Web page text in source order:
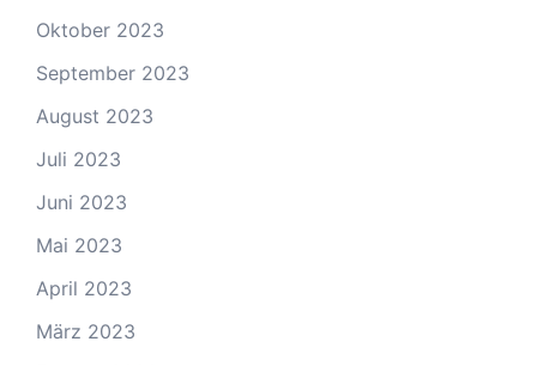
Oktober 2023
September 2023
August 2023
Juli 2023
Juni 2023
Mai 2023
April 2023
März 2023